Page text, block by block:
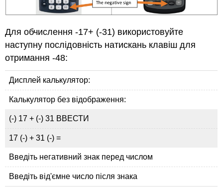
Для обчислення -17+ (-31) використовуйте
наступну послідовність натискань клавіш для
отримання -48:
Дисплей калькулятор:
Калькулятор без відображення:
(-) 17 + (-) 31 ВВЕСТИ
17 (-) + 31 (-) =
Введіть негативний знак перед числом
Введіть від'ємне число після знака